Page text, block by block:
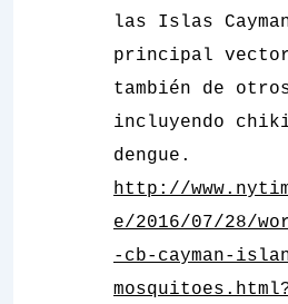
las Islas
principal
también de
incluyendo
dengue.
http://
e/2016/07/28/
-cb-cayman-